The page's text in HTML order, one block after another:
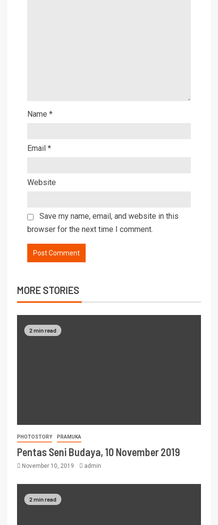
Name *
Email *
Website
Save my name, email, and website in this
browser for the next time I comment.
MORE STORIES
2 min read
PHOTOSTORY PRAMUKA
Pentas Seni Budaya, 10 November 2019
November 10, 2019 admin
2 min read